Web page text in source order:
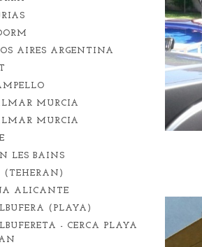
AIRES ARGENTINA
MURCIA
MURCIA
LES BAINS
(TEHERAN)
ALICANTE
(PLAYA)
- CERCA PLAYA